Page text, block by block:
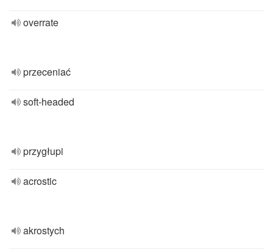
overrate
przeceniać
soft-headed
przygłupi
acrostic
akrostych